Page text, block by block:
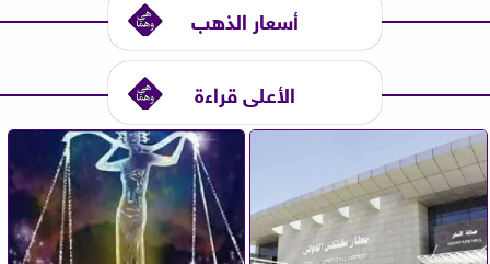
أسعار الذهب
الأعلى قراءة